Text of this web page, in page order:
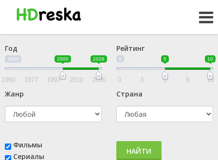
Год
1960 2000 2026
1960 1977 1993 2010 2026
Рейтинг
0 5 10
0 3 5 8 10
Жанр Страна
Фильмы
Сериалы
НАЙТИ